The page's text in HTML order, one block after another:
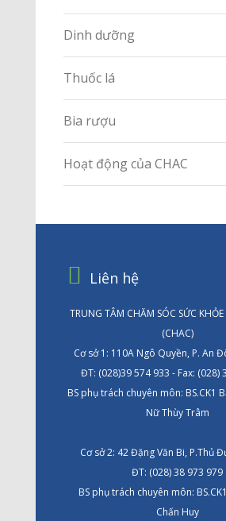
Dinh dưỡng
Thuốc lá
Bia rượu
Hoạt động của CHAC
Liên hệ
TRUNG TÂM CHĂM SÓC SỨC
(CHAC)
Cơ sở 1: 110A Ngô Quyền, P. An
ĐT: (028)39 574 933 - Fax: (028)
BS phụ trách chuyên môn: BS.CK1
Nữ Thùy Trâm
Cơ sở 2: 42 Đặng Văn Bi, P.Thủ
ĐT: (028) 38 973 979
BS phụ trách chuyên môn:
Chấn Huy